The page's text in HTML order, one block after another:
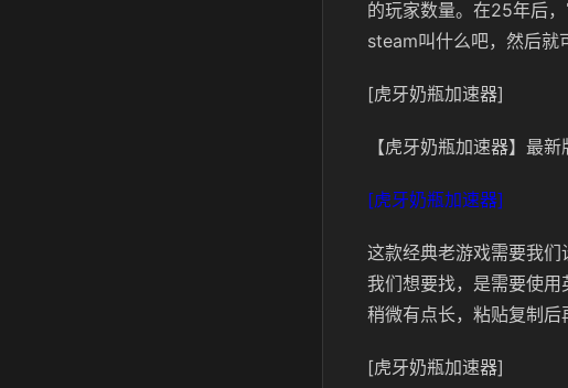
的玩家数量。在25年后
steam叫什么吧，然后就
[虎牙奶瓶加速器]
【虎牙奶瓶加速器】最
[虎牙奶瓶加速器]
这款经典老游戏需要我
我们想要找，是需要使
稍微有点长，粘贴复制后
[虎牙奶瓶加速器]